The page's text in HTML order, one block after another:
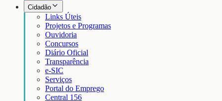
Cidadão
Links Úteis
Projetos e Programas
Ouvidoria
Concursos
Diário Oficial
Transparência
e-SIC
Serviços
Portal do Emprego
Central 156